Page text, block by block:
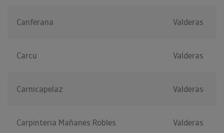
Canferana Valderas
Carcu Valderas
Carnicapelaz Valderas
Carpinteria Mañanes Robles Valderas